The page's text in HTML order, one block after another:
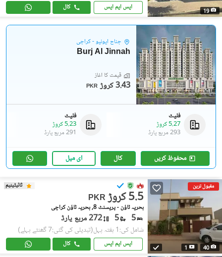
19 ایس ایم ایس کال
جناح ایونیو - کراچی
Burj Al Jinnah
قیمت کا آغاز
PKR 3.43 کروڑ
فلیٹ
5.27 کروڑ
293 مربع یارڈ
فلیٹ
5.23 کروڑ
291 مربع یارڈ
محفوظ کریں کال ای میل
مقبول ترین
40
1
ٹائیٹینیم
PKR 5.5 کروڑ
بحریہ ٹاؤن - پریسنٹ 8, بحریہ ٹاؤن کراچی
5
5 272 مربع یارڈ
شامل کی:1 ہفتہ پہل (تبدیلی کی گئی:7 گھنٹے پہلے)
ایس ایم ایس کال